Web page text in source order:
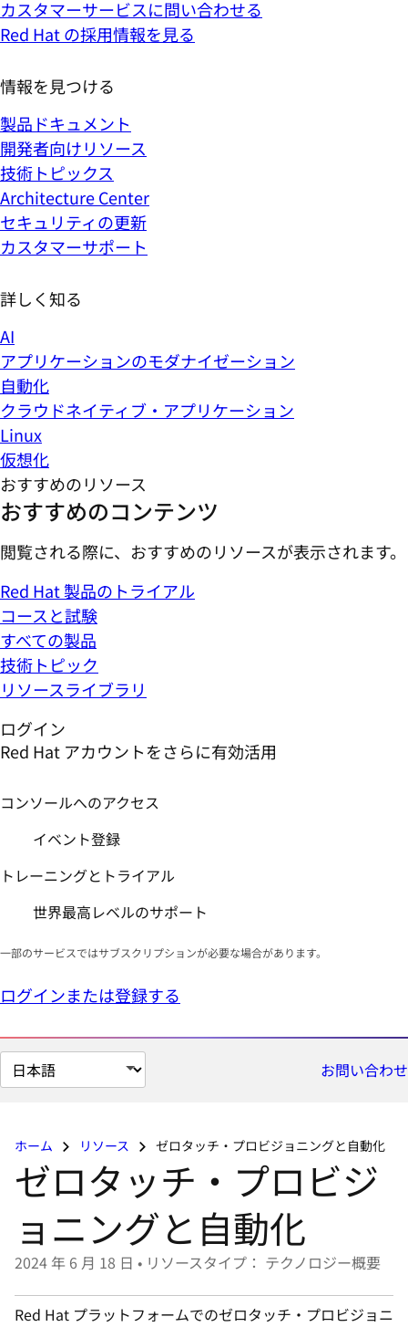
カスタマーサービスに問い合わせる
Red Hat の採用情報を見る
情報を見つける
製品ドキュメント
開発者向けリソース
技術トピックス
Architecture Center
セキュリティの更新
カスタマーサポート
詳しく知る
AI
アプリケーションのモダナイゼーション
自動化
クラウドネイティブ・アプリケーション
Linux
仮想化
おすすめのリソース
おすすめのコンテンツ
閲覧される際に、おすすめのリソースが表示されます。
Red Hat 製品のトライアル
コースと試験
すべての製品
技術トピック
リソースライブラリ
ログイン
Red Hat アカウントをさらに有効活用
コンソールへのアクセス
イベント登録
トレーニングとトライアル
世界最高レベルのサポート
一部のサービスではサブスクリプションが必要な場合があります。
ログインまたは登録する
ペ
ー
の
択
て
お問い合わせ
ホーム リソース ゼロタッチ・プロビジョニングと自動化
ゼロタッチ・プロビジ
ョニングと自動化
2024 年 6 月 18 日 • リソースタイプ： テクノロジー概要
Red Hat プラットフォームでのゼロタッチ・プロビジョニ